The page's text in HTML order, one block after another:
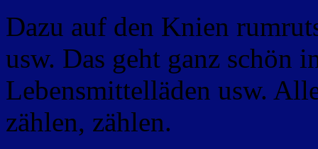
Dazu auf den Knien
usw. Das geht ganz schön
Lebensmittelläden usw.
zählen, zählen.